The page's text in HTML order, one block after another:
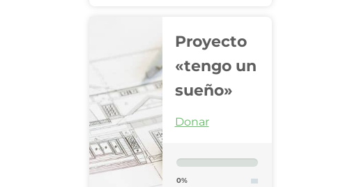
Proyecto
«tengo un
sueño»
Donar
0%